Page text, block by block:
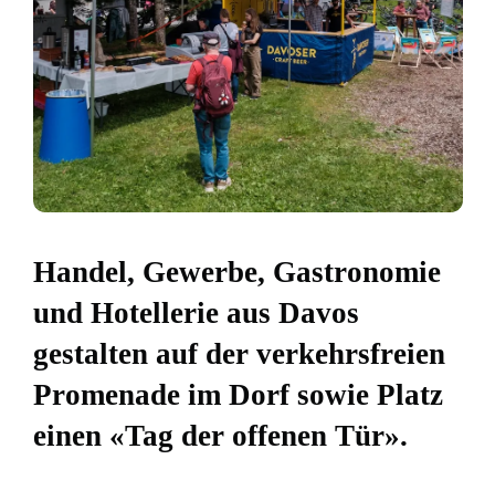
Handel, Gewerbe, Gastronomie
und Hotellerie aus Davos
gestalten auf der verkehrsfreien
Promenade im Dorf sowie Platz
einen «Tag der offenen Tür».